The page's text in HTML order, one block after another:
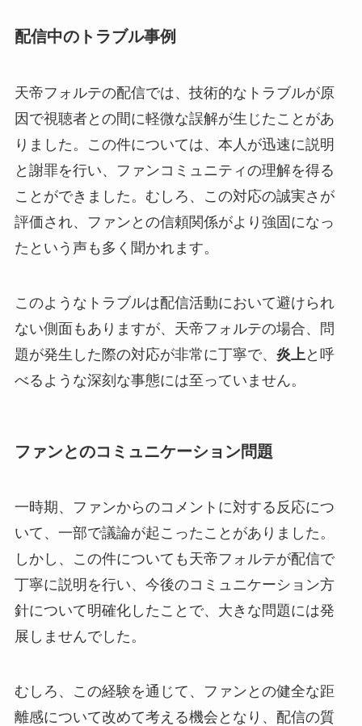
配信中のトラブル事例
天帝フォルテの配信では、技術的なトラブルが原
因で視聴者との間に軽微な誤解が生じたことがあ
りました。この件については、本人が迅速に説明
と謝罪を行い、ファンコミュニティの理解を得る
ことができました。むしろ、この対応の誠実さが
評価され、ファンとの信頼関係がより強固になっ
たという声も多く聞かれます。
このようなトラブルは配信活動において避けられ
ない側面もありますが、天帝フォルテの場合、問
題が発生した際の対応が非常に丁寧で、 炎上 と呼
べるような深刻な事態には至っていません。
ファンとのコミュニケーション問題
一時期、ファンからのコメントに対する反応につ
いて、一部で議論が起こったことがありました。
しかし、この件についても天帝フォルテが配信で
丁寧に説明を行い、今後のコミュニケーション方
針について明確化したことで、大きな問題には発
展しませんでした。
むしろ、この経験を通じて、ファンとの健全な距
離感について改めて考える機会となり、配信の質